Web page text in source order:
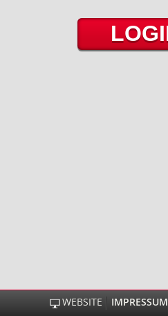
WEBSITE IMPRESSUM